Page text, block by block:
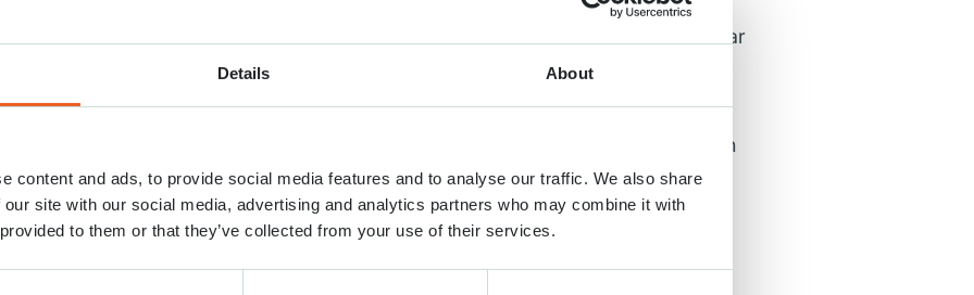
Details About
content and ads, to provide social media features and to analyse our traffic. We also share
site with our social media, advertising and analytics partners who may combine it with
to them or that they’ve collected from your use of their services.
50 vaste medewerkers. Tijdens de openstellingsperiode groeide dit team dit jaar
seizoenskrachten, die samen één doel hebben: zorgen voor een unieke
seizoen. Het mooie voorjaarsweer zorgde voor perfecte omstandigheden en
voor effect miljoenen bloeiende bloemen hebben op onze bezoekers. We
2027’’, aldus Sandra Bechtholt, algemeen directeur Keukenhof.